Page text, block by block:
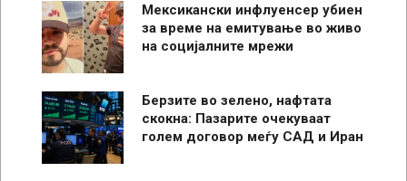
Мексикански инфлуенсер убиен
за време на емитување во живо
на социјалните мрежи
Берзите во зелено, нафтата
скокна: Пазарите очекуваат
голем договор меѓу САД и Иран